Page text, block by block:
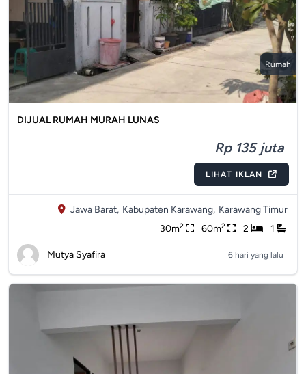
Rumah
DIJUAL RUMAH MURAH LUNAS
Rp 135 juta
LIHAT IKLAN
Jawa Barat, Kabupaten Karawang, Karawang Timur
30m2 60m2 2 1
Mutya Syafira 6 hari yang lalu